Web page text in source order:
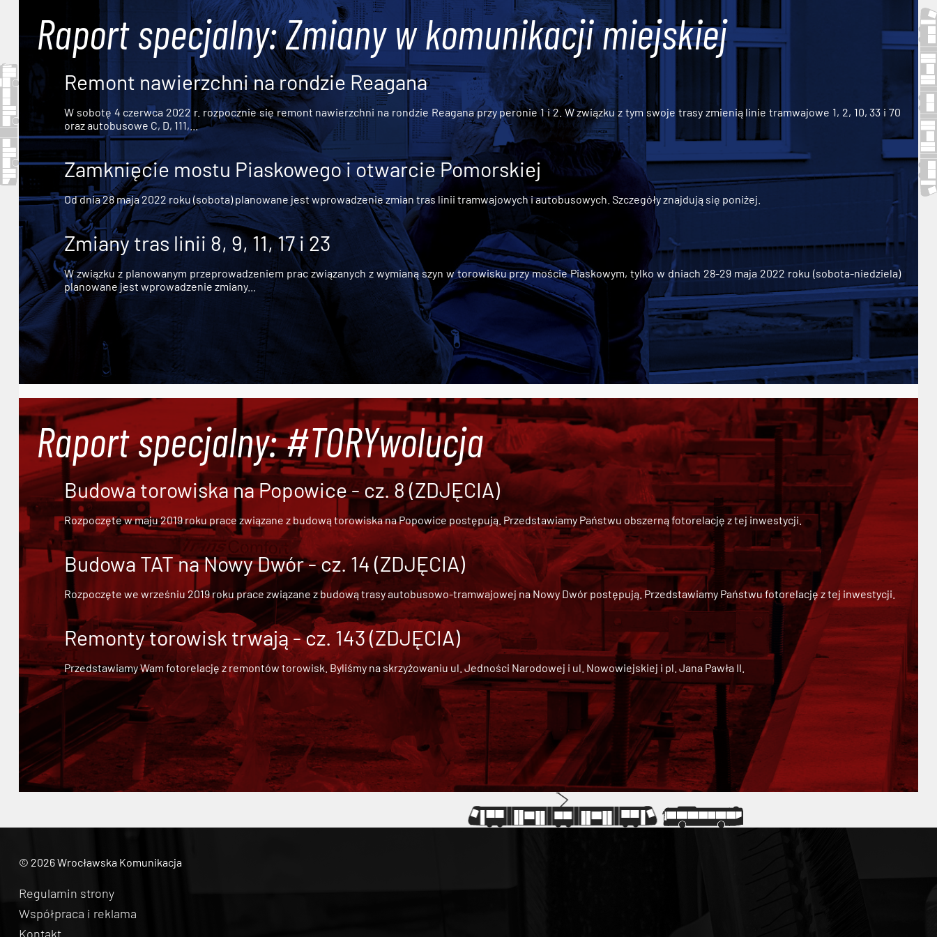
Raport specjalny: Zmiany w komunikacji miejskiej
Remont nawierzchni na rondzie Reagana
W sobotę 4 czerwca 2022 r. rozpocznie się remont nawierzchni na rondzie Reagana przy peronie 1 i 2. W związku z tym swoje trasy zmienią linie tramwajowe 1, 2, 10, 33 i 70
oraz autobusowe C, D, 111,...
Zamknięcie mostu Piaskowego i otwarcie Pomorskiej
Od dnia 28 maja 2022 roku (sobota) planowane jest wprowadzenie zmian tras linii tramwajowych i autobusowych. Szczegóły znajdują się poniżej.
Zmiany tras linii 8, 9, 11, 17 i 23
W związku z planowanym przeprowadzeniem prac związanych z wymianą szyn w torowisku przy moście Piaskowym, tylko w dniach 28-29 maja 2022 roku (sobota-niedziela)
planowane jest wprowadzenie zmiany...
Raport specjalny: #TORYwolucja
Budowa torowiska na Popowice - cz. 8 (ZDJĘCIA)
Rozpoczęte w maju 2019 roku prace związane z budową torowiska na Popowice postępują. Przedstawiamy Państwu obszerną fotorelację z tej inwestycji.
Budowa TAT na Nowy Dwór - cz. 14 (ZDJĘCIA)
Rozpoczęte we wrześniu 2019 roku prace związane zbudową trasy autobusowo-tramwajowej na Nowy Dwór postępują. Przedstawiamy Państwu fotorelację z tej inwestycji.
Remonty torowisk trwają - cz. 143 (ZDJĘCIA)
Przedstawiamy Wam fotorelację z remontów torowisk. Byliśmy na skrzyżowaniu ul. Jedności Narodowej i ul. Nowowiejskiej i pl. Jana Pawła II.
© 2026 Wrocławska Komunikacja
Regulamin strony
Współpraca i reklama
Kontakt